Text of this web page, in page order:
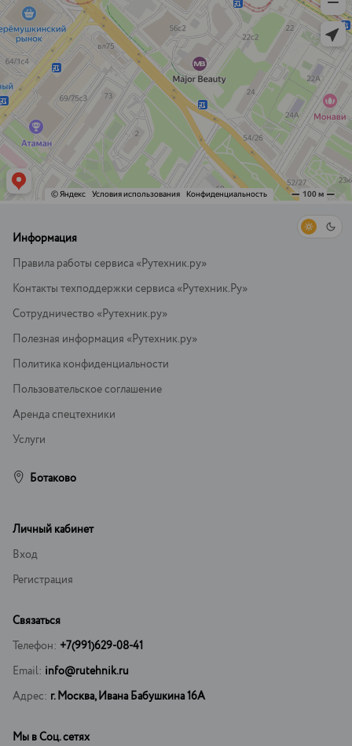
Информация
Правила работы сервиса «Рутехник.ру»
Контакты техподдержки сервиса «Рутехник.Ру»
Сотрудничество «Рутехник.ру»
Полезная информация «Рутехник.ру»
Политика конфиденциальности
Пользовательское соглашение
Аренда спецтехники
Услуги
Ботаково
Личный кабинет
Вход
Регистрация
Связаться
Телефон: +7(991)629-08-41
Email: info@rutehnik.ru
Адрес: г. Москва, Ивана Бабушкина 16А
Мы в Соц. сетях